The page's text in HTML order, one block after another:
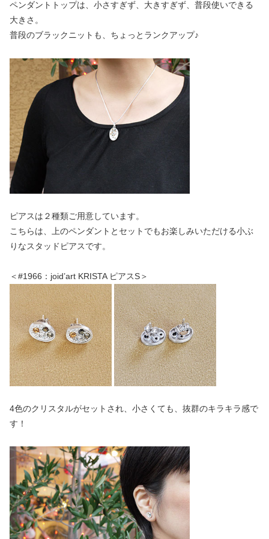
ペンダントトップは、小さすぎず、大きすぎず、普段使いできる
大きさ。
普段のブラックニットも、ちょっとランクアップ♪
ピアスは２種類ご用意しています。
こちらは、上のペンダントとセットでもお楽しみいただける小ぶ
りなスタッドピアスです。
＜#1966：joid’art KRISTA ピアスS＞
4色のクリスタルがセットされ、小さくても、抜群のキラキラ感で
す！